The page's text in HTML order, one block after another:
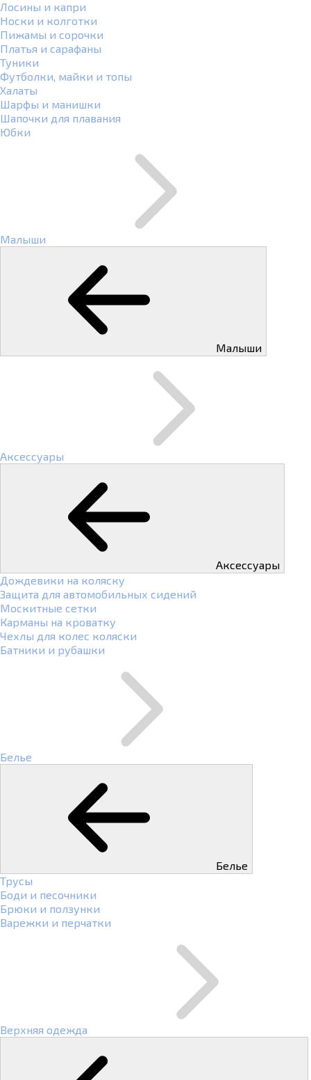
Лосины и капри
Носки и колготки
Пижамы и сорочки
Платья и сарафаны
Туники
Футболки, майки и топы
Халаты
Шарфы и манишки
Шапочки для плавания
Юбки
Малыши
Малыши
Аксессуары
Аксессуары
Дождевики на коляску
Защита для автомобильных сидений
Москитные сетки
Карманы на кроватку
Чехлы для колес коляски
Батники и рубашки
Белье
Белье
Трусы
Боди и песочники
Брюки и ползунки
Варежки и перчатки
Верхняя одежда